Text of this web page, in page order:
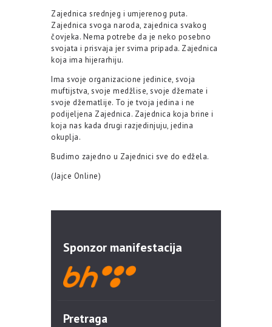
Zajednica srednjeg i umjerenog puta.
Zajednica svoga naroda, zajednica svakog
čovjeka. Nema potrebe da je neko posebno
svojata i prisvaja jer svima pripada. Zajednica
koja ima hijerarhiju.
Ima svoje organizacione jedinice, svoja
muftijstva, svoje medžlise, svoje džemate i
svoje džematlije. To je tvoja jedina i ne
podijeljena Zajednica. Zajednica koja brine i
koja nas kada drugi razjedinjuju, jedina
okuplja.
Budimo zajedno u Zajednici sve do edžela.
(Jajce Online)
Sponzor manifestacija
Pretraga